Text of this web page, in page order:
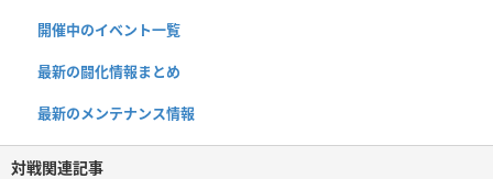
開催中のイベント一覧
最新の闘化情報まとめ
最新のメンテナンス情報
対戦関連記事